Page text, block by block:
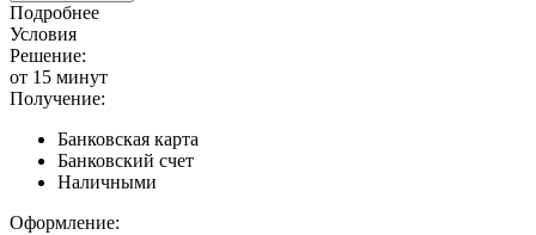
Подробнее
Условия
Решение:
от 15 минут
Получение:
Банковская карта
Банковский счет
Наличными
Оформление: